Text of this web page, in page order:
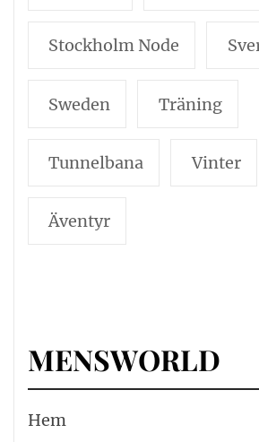
Stockholm Node
Sweden Träning
Tunnelbana Vinter
Äventyr
MENSWORLD
Hem